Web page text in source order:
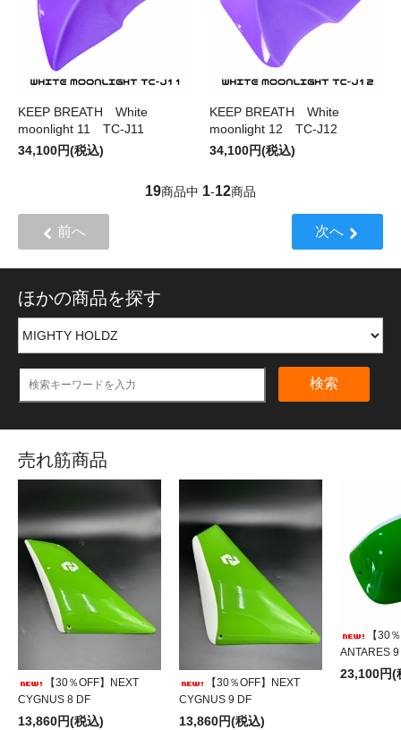
KEEP BREATH White
moonlight 11 TC-J11
34,100円(税込)
KEEP BREATH White
moonlight 12 TC-J12
34,100円(税込)
19商品中 1-12商品
前へ 次へ
ほかの商品を探す
検索
売れ筋商品
【30％OFF】NEXT
CYGNUS 8 DF
13,860円(税込)
【30％OFF】NEXT
CYGNUS 9 DF
13,860円(税込)
【30
ANTARES
23,100円(